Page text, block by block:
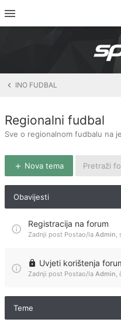
INO FUDBAL
Regionalni fudbal
Sve o regionalnom fudbalu na
Nova tema
Obavijesti
Registracija na forum
Zadnji post Postao/la Admin,
Uvjeti korištenja
Zadnji post Postao/la Admin,
Teme